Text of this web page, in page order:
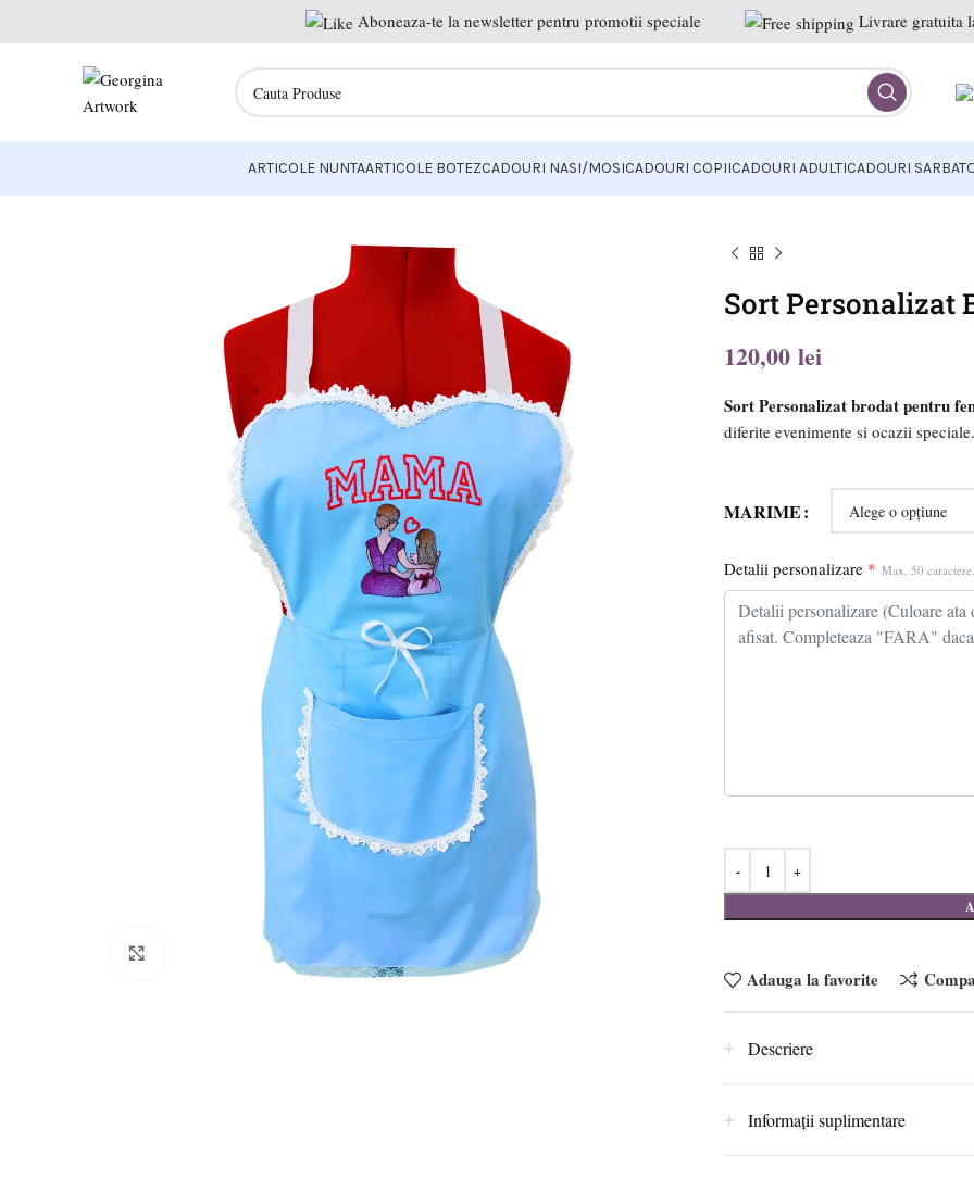
Aboneaza-te la newsletter pentru promotii speciale Livrare gratuita
ARTICOLE NUNTAARTICOLE BOTEZCADOURI NASI/MOSICADOURI COPIICADOURI ADULTICADOURI
Sort Personalizat
lei
Sort Personalizat brodat pentru
diferite evenimente si ocazii speciale.
MARIME
Detalii personalizare * Max. 50
Adauga la favorite
Descriere
Informații suplimentare